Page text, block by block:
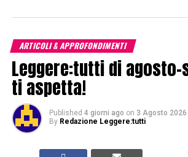
ARTICOLI & APPROFONDIMENTI
Leggere:tutti di
ti aspetta!
Published 4 giorni ago on 3 Agosto 2026
By Redazione Leggere:tutti